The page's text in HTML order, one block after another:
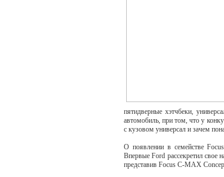
пятидверные хэтчбеки,
автомобиль, при том, что у
с кузовом универсал и зачем
О появлении в семействе
Впервые Ford рассекретил свое
представив Focus C-MAX